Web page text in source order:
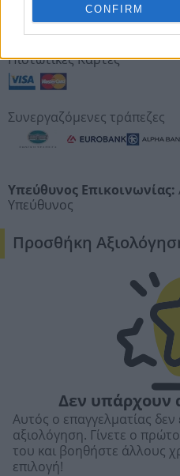
CONFIRM
Πιστωτικές Κάρτες
Συνεργαζόμενες τράπεζες
Υπεύθυνος Επικοινωνίας:
Υπεύθυνος
Προσθήκη
Δεν υπάρχουν
Αυτός ο επαγγελματίας δεν
αξιολόγηση. Γίνετε ο
του και βοηθήστε άλλους
επιλογή!